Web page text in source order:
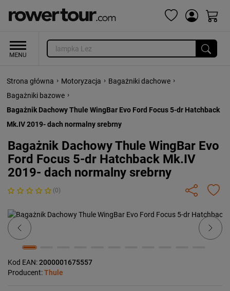
Strona główna › Motoryzacja › Bagażniki dachowe ›
Bagażniki bazowe ›
Bagażnik Dachowy Thule WingBar Evo Ford Focus 5-dr Hatchback
Mk.IV 2019- dach normalny srebrny
Bagażnik Dachowy Thule WingBar Evo
Ford Focus 5-dr Hatchback Mk.IV
2019- dach normalny srebrny
(0)
Previous Next
Kod EAN:2000001675557
Producent:Thule